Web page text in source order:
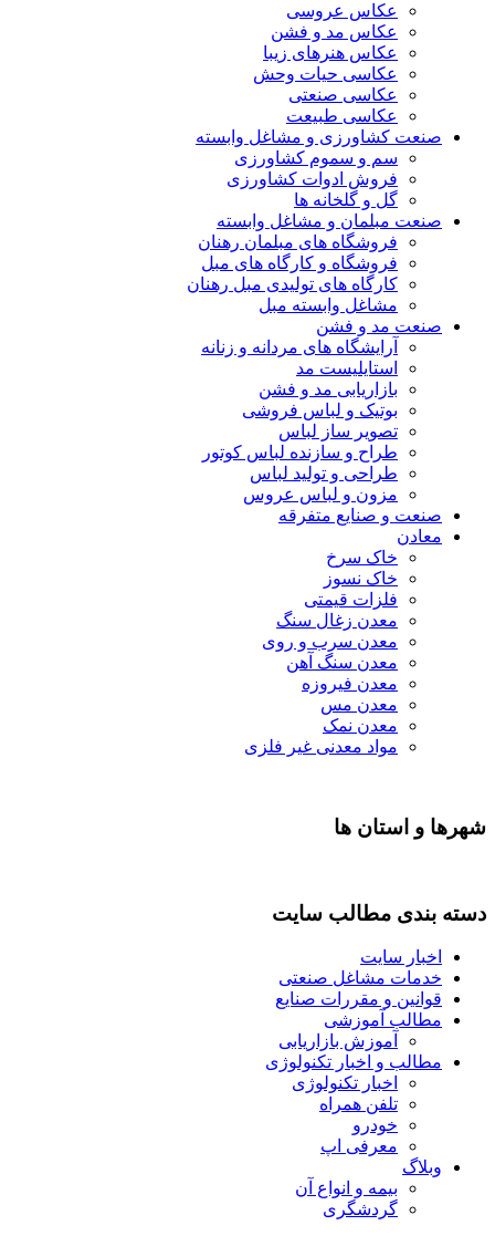
عکاس عروسی
عکاس مد و فشن
عکاس هنرهای زیبا
عکاسی حیات وحش
عکاسی صنعتی
عکاسی طبیعت
صنعت کشاورزی و مشاغل وابسته
سم و سموم کشاورزی
فروش ادوات کشاورزی
گل و گلخانه ها
صنعت مبلمان و مشاغل وابسته
فروشگاه های مبلمان رهنان
فروشگاه و کارگاه های مبل
کارگاه های تولیدی مبل رهنان
مشاغل وابسته مبل
صنعت مد و فشن
آرایشگاه های مردانه و زنانه
استایلیست مد
بازاریابی مد و فشن
بوتیک و لباس فروشی
تصویر ساز لباس
طراح و سازنده لباس کوتور
طراحی و تولید لباس
مزون و لباس عروس
صنعت و صنایع متفرقه
معادن
خاک سرخ
خاک نسوز
فلزات قیمتی
معدن زغال سنگ
معدن سرب و روی
معدن سنگ آهن
معدن فیروزه
معدن مس
معدن نمک
مواد معدنی غیر فلزی
شهرها و استان ها
دسته بندی مطالب سایت
اخبار سایت
خدمات مشاغل صنعتی
قوانین و مقررات صنایع
مطالب آموزشی
آموزش بازاریابی
مطالب و اخبار تکنولوژی
اخبار تکنولوژی
تلفن همراه
خودرو
معرفی اپ
وبلاگ
بیمه و انواع آن
گردشگری